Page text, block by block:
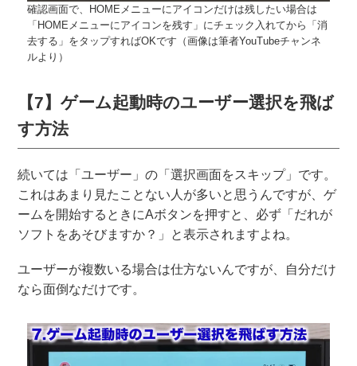
確認画面で、HOMEメニューにアイコンだけは残したい場合は
「HOMEメニューにアイコンを残す」にチェック入れてから「消
去する」をタップすればOKです（画像は筆者YouTubeチャンネ
ルより）
【7】ゲーム起動時のユーザー選択を飛ば
す方法
続いては「ユーザー」の「選択画面をスキップ」です。
これはあまり見たことない人が多いと思うんですが、ゲ
ームを開始するときにAボタンを押すと、必ず「だれが
ソフトをあそびますか？」と表示されますよね。
ユーザーが複数いる場合は仕方ないんですが、自分だけ
なら面倒なだけです。